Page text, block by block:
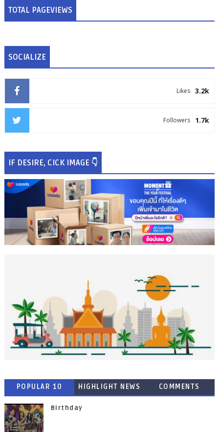
TOTAL PAGEVIEWS
SOCIALIZE
3.2k
Likes
1.7k
Followers
IF DESIRE, CICK IMAGE 👇
POPULAR 10 HIGHLIGHT NEWS COMMENTS
Birthday